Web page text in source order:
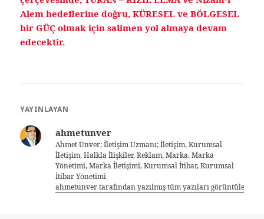
Alem hedeflerine doğru, KÜRESEL ve BÖLGESEL
bir GÜÇ olmak için salimen yol almaya devam
edecektir.
YAYINLAYAN
ahmetunver
Ahmet Ünver; İletişim Uzmanı; İletişim, Kurumsal
İletişim, Halkla İlişkiler, Reklam, Marka, Marka
Yönetimi, Marka İletişimi, Kurumsal İtibar, Kurumsal
İtibar Yönetimi
ahmetunver tarafından yazılmış tüm yazıları görüntüle